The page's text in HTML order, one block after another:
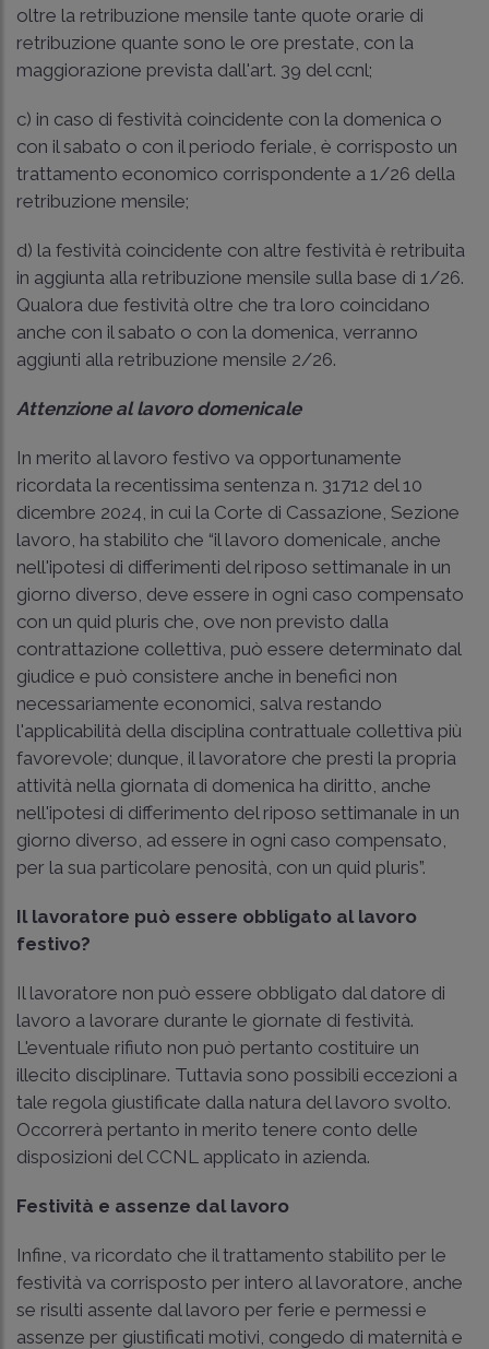
oltre la retribuzione mensile tante quote orarie di
retribuzione quante sono le ore prestate, con la
maggiorazione prevista dall'art. 39 del ccnl;
c) in caso di festività coincidente con la domenica o
con il sabato o con il periodo feriale, è corrisposto un
trattamento economico corrispondente a 1/26 della
retribuzione mensile;
d) la festività coincidente con altre festività è retribuita
in aggiunta alla retribuzione mensile sulla base di 1/26.
Qualora due festività oltre che tra loro coincidano
anche con il sabato o con la domenica, verranno
aggiunti alla retribuzione mensile 2/26.
Attenzione al lavoro domenicale
In merito al lavoro festivo va opportunamente
ricordata la recentissima sentenza n. 31712 del 10
dicembre 2024, in cui la Corte di Cassazione, Sezione
lavoro, ha stabilito che “il lavoro domenicale, anche
nell'ipotesi di differimenti del riposo settimanale in un
giorno diverso, deve essere in ogni caso compensato
con un quid pluris che, ove non previsto dalla
contrattazione collettiva, può essere determinato dal
giudice e può consistere anche in benefici non
necessariamente economici, salva restando
l'applicabilità della disciplina contrattuale collettiva più
favorevole; dunque, il lavoratore che presti la propria
attività nella giornata di domenica ha diritto, anche
nell'ipotesi di differimento del riposo settimanale in un
giorno diverso, ad essere in ogni caso compensato,
per la sua particolare penosità, con un quid pluris”.
Il lavoratore può essere obbligato al lavoro
festivo?
Il lavoratore non può essere obbligato dal datore di
lavoro a lavorare durante le giornate di festività.
L'eventuale rifiuto non può pertanto costituire un
illecito disciplinare. Tuttavia sono possibili eccezioni a
tale regola giustificate dalla natura del lavoro svolto.
Occorrerà pertanto in merito tenere conto delle
disposizioni del CCNL applicato in azienda.
Festività e assenze dal lavoro
Infine, va ricordato che il trattamento stabilito per le
festività va corrisposto per intero al lavoratore, anche
se risulti assente dal lavoro per ferie e permessi e
assenze per giustificati motivi, congedo di maternità e